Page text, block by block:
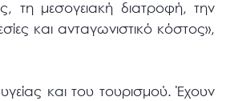
τη μεσογειακή διατροφή, την
και ανταγωνιστικό κόστος»,
και του τουρισμού. Έχουν